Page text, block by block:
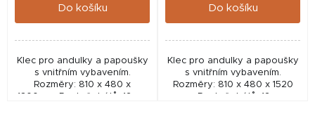
Do košíku
Klec pro andulky a papoušky
s vnitřním vybavením.
Rozměry: 810 x 480 x
1300mm. Rozteč drátů: 12mm
Do košíku
Klec pro andulky a papoušky
s vnitřním vybavením.
Rozměry: 810 x 480 x 1520
mm. Rozteč drátů: 12 mm